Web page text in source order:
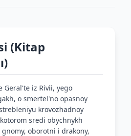
(Kitap
Geral'te iz Rivii, yego
o smertel'no opasnoy
krovozhadnoy
sredi obychnykh
oborotni i drakony,